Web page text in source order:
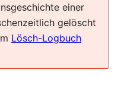
einer
gelöscht
Lösch-Logbuch